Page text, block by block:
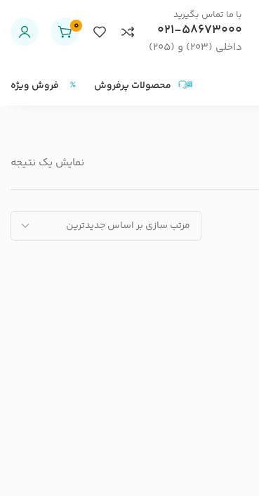
با ما تماس بگیرید
021-58673000
داخلی (203) و (205)
0
محصولات پرفروش فروش ویژه
نمایش یک نتیجه